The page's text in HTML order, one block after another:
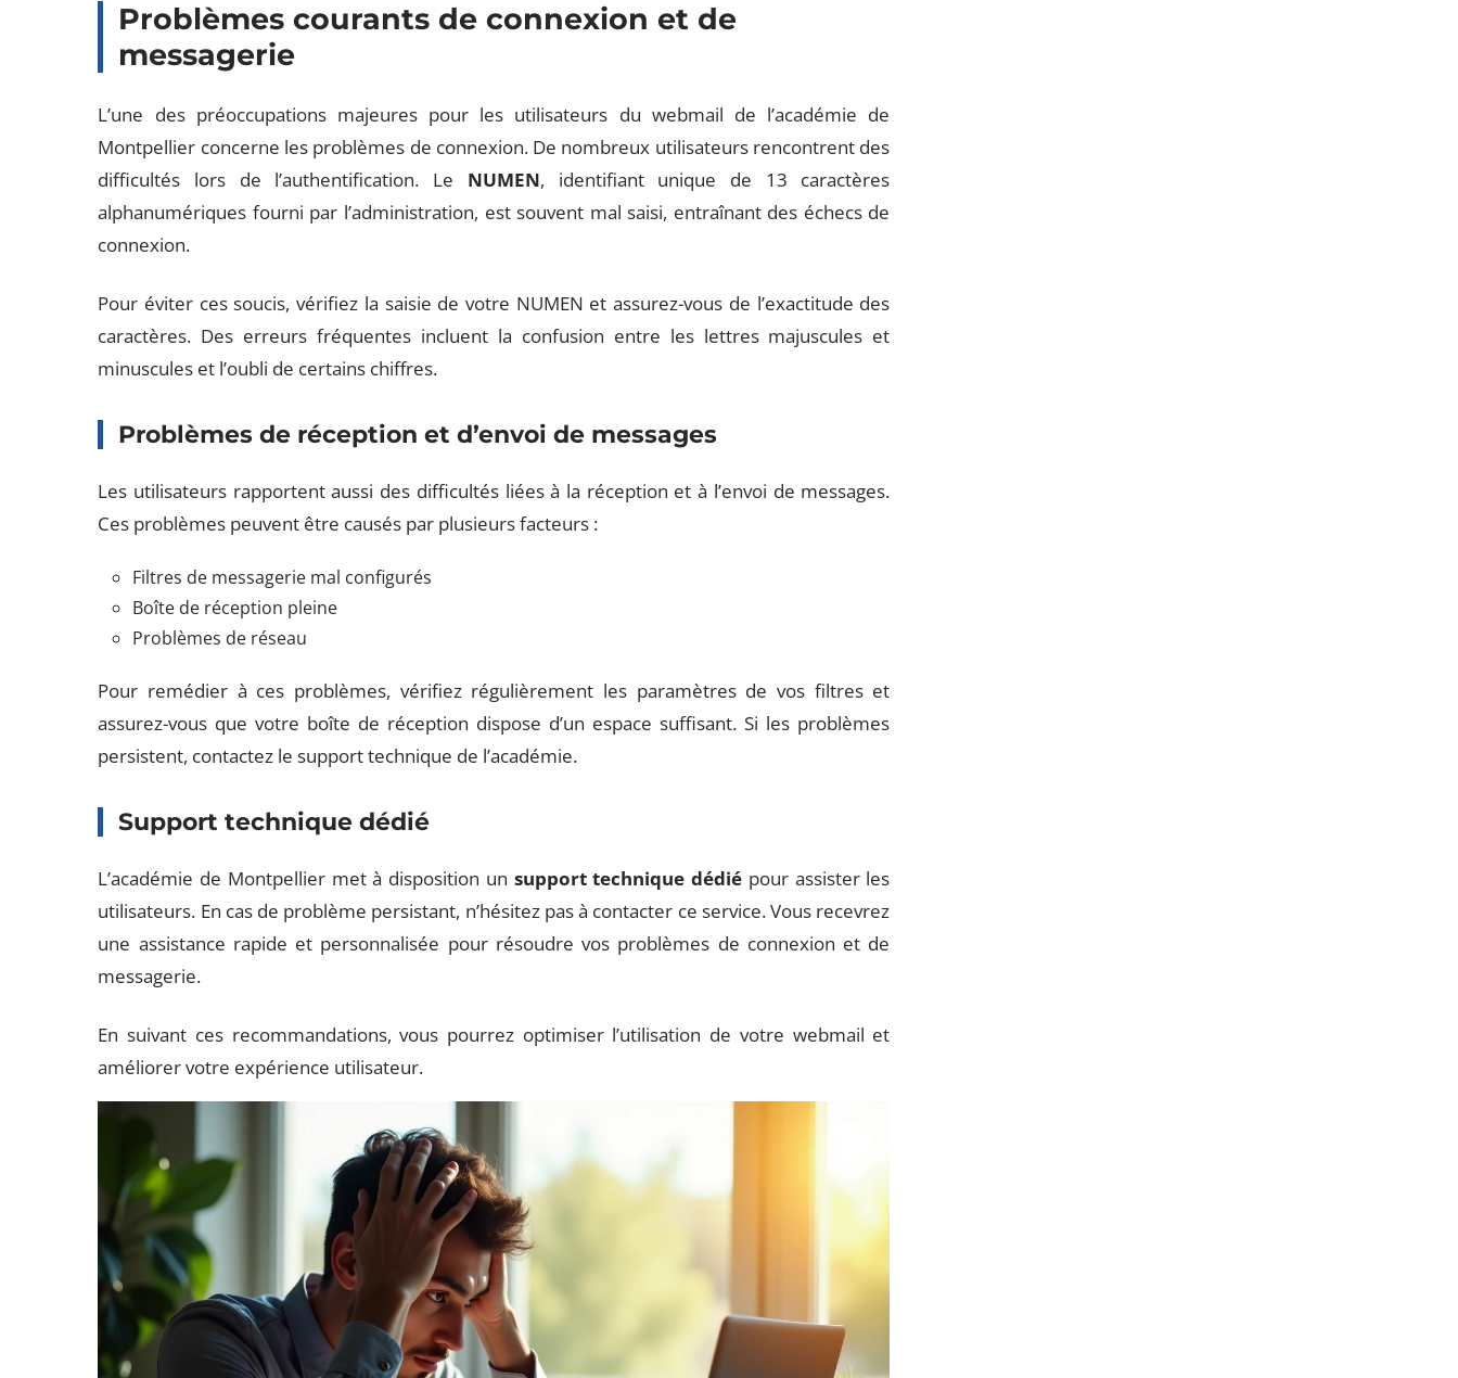
Problèmes courants de connexion et de
messagerie
L’une des préoccupations majeures pour les utilisateurs du webmail de l’académie de
Montpellier concerne les problèmes de connexion. De nombreux utilisateurs rencontrent des
difficultés lors de l’authentification. Le NUMEN, identifiant unique de 13 caractères
alphanumériques fourni par l’administration, est souvent mal saisi, entraînant des échecs de
connexion.
Pour éviter ces soucis, vérifiez la saisie de votre NUMEN et assurez-vous de l’exactitude des
caractères. Des erreurs fréquentes incluent la confusion entre les lettres majuscules et
minuscules et l’oubli de certains chiffres.
Problèmes de réception et d’envoi de messages
Les utilisateurs rapportent aussi des difficultés liées à la réception et à l’envoi de messages.
Ces problèmes peuvent être causés par plusieurs facteurs :
Filtres de messagerie mal configurés
Boîte de réception pleine
Problèmes de réseau
Pour remédier à ces problèmes, vérifiez régulièrement les paramètres de vos filtres et
assurez-vous que votre boîte de réception dispose d’un espace suffisant. Si les problèmes
persistent, contactez le support technique de l’académie.
Support technique dédié
L’académie de Montpellier met à disposition un support technique dédié pour assister les
utilisateurs. En cas de problème persistant, n’hésitez pas à contacter ce service. Vous recevrez
une assistance rapide et personnalisée pour résoudre vos problèmes de connexion et de
messagerie.
En suivant ces recommandations, vous pourrez optimiser l’utilisation de votre webmail et
améliorer votre expérience utilisateur.